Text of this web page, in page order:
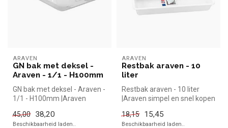
ARAVEN
GN bak met deksel -
Araven - 1/1 - H100mm
GN bak met deksel - Araven -
1/1 - H100mm |Araven
d...
45,00 38,20
Beschikbaarheid laden..
ARAVEN
Restbak araven - 10
liter
Restbak araven - 10 liter
|Araven simpel en snel kopen
18,15
15,45
Beschikbaarheid laden..